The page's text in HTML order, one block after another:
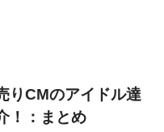
りCMのアイドル達
！：まとめ